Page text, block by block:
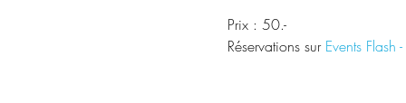
Prix : 50.-
Réservations sur Events